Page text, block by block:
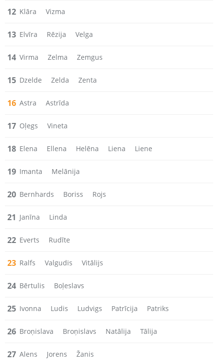
12 Klāra Vizma
13 Elvīra Rēzija Velga
14 Virma Zelma Zemgus
15 Dzelde Zelda Zenta
16 Astra Astrīda
17 Oļegs Vineta
18 Elena Ellena Helēna Liena Liene
19 Imanta Melānija
20 Bernhards Boriss Rojs
21 Janīna Linda
22 Everts Rudīte
23 Ralfs Valgudis Vitālijs
24 Bērtulis Boļeslavs
25 Ivonna Ludis Ludvigs Patrīcija Patriks
26 Broņislava Broņislavs Natālija Tālija
27 Alens Jorens Žanis